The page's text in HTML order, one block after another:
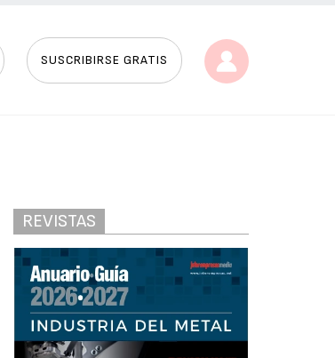
SUSCRIBIRSE GRATIS
REVISTAS